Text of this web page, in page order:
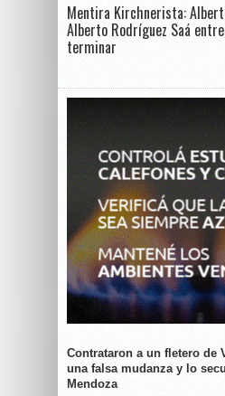
Mentira Kirchnerista:
Alberto Rodríguez Saá
terminar
Contrataron a un fletero de
una falsa mudanza y lo
Mendoza